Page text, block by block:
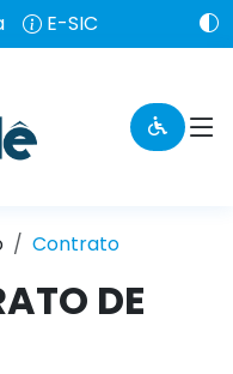
E-SIC
Contrato
DE